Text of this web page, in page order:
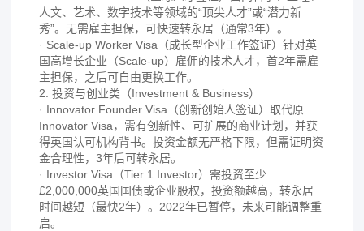
人文、艺术、数字技术等领域的“顶尖人才”或“潜力新
秀”。无需雇主担保，可快速转永居（通常3年）。
· Scale-up Worker Visa（成长型企业工作签证）针对英
国高增长企业（Scale-up）雇佣的技术人才，首2年需雇
主担保，之后可自由更换工作。
2. 投资与创业类（Investment & Business）
· Innovator Founder Visa（创新创始人签证）取代原
Innovator Visa，需有创新性、可扩展的商业计划，并获
得英国认可机构背书。投资金额无严格下限，但需证明资
金合理性，3年后可转永居。
· Investor Visa（Tier 1 Investor）需投资至少
£2,000,000英国国债或企业股权，投资额越高，转永居
时间越短（最快2年）。2022年已暂停，未来可能调整重
启。